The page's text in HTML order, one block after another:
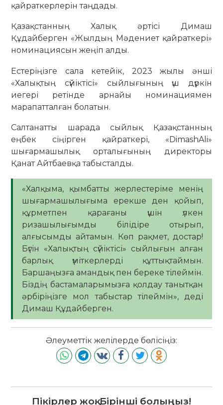
қайраткерлерін таңдады.
Қазақстанның Халық әртісі Димаш
Құдайберген «Жылдың Мәдениет қайраткері»
номинациясын жеңіп алды.
Естеріңізге сала кетейік, 2023 жылы әнші
«Халықтың сүйіктісі» сыйлығының үш дүркін
иегері ретінде арнайы номинациямен
марапатталған болатын.
Салтанатты шарада сыйлық Қазақстанның
еңбек сіңірген қайраткері, «DimashAli»
шығармашылық орталығының директоры
Қанат Айтбаевқа табысталды.
«Халқыма, қымбатты жерлестеріме менің
шығармашылығыма ерекше ден қойып,
құрметпен қарағаны үшін үлкен
ризашылығымды білідіре отырып,
алғысымды айтамын. Көп рақмет, достар!
Бүгін «Халықтың сүйіктісі» сыйлығын алған
барлық үміткерлерді құттықтаймын.
Баршаңызға амандық пен береке тілеймін.
Біздің бастамаларымызға қолдау танытқан
әрбіріңізге мол табыстар тілеймін», деді
Димаш Құдайберген.
Әлеуметтік желілерде бөлісіңіз:
Пікірлер жоқ. Бірінші болыңыз!